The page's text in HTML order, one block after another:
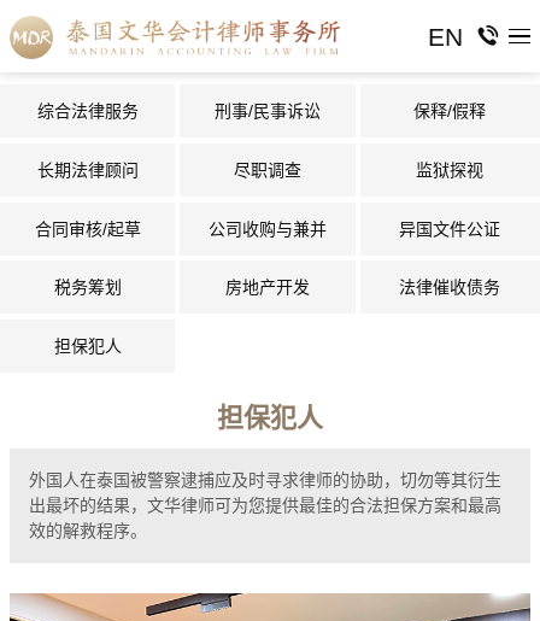
EN
综合法律服务 刑事/民事诉讼 保释/假释
长期法律顾问 尽职调查 监狱探视
合同审核/起草 公司收购与兼并 异国文件公证
税务筹划 房地产开发 法律催收债务
担保犯人
担保犯人
外国人在泰国被警察逮捕应及时寻求律师的协助，切勿等其衍生
出最坏的结果，文华律师可为您提供最佳的合法担保方案和最高
效的解救程序。